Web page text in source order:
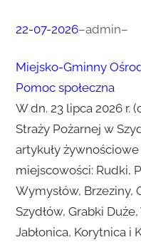
22-07-2026–admin–
Miejsko-Gminny
Pomoc społeczna
W dn. 23 lipca 2026 r.
Straży Pożarnej w
artykuły
miejscowości: Rudki,
Wymysłów, Brzeziny,
Szydłów, Grabki
Jabłonica, Korytnica i